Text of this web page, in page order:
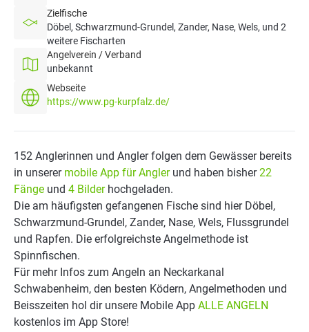
Zielfische
Döbel, Schwarzmund-Grundel, Zander, Nase, Wels, und 2
weitere Fischarten
Angelverein / Verband
unbekannt
Webseite
https://www.pg-kurpfalz.de/
152 Anglerinnen und Angler folgen dem Gewässer bereits
in unserer mobile App für Anglerund haben bisher22
Fänge und 4 Bilderhochgeladen.
Die am häufigsten gefangenen Fische sind hier Döbel,
Schwarzmund-Grundel, Zander, Nase, Wels, Flussgrundel
und Rapfen. Die erfolgreichste Angelmethode ist
Spinnfischen.
Für mehr Infos zum Angeln an Neckarkanal
Schwabenheim, den besten Ködern, Angelmethoden und
Beisszeiten hol dir unsere Mobile App ALLE ANGELN
kostenlos im App Store!